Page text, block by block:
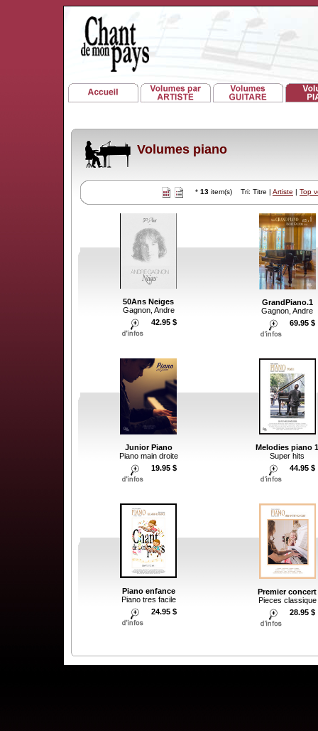
Volumes piano
* 13 item(s) Tri: Titre | Artiste | Top
50Ans Neiges
Gagnon, Andre
42.95 $
GrandPiano.1
Gagnon, Andre
69.95 $
Junior Piano
Piano main droite
19.95 $
Melodies piano 1
Super hits
44.95 $
Piano enfance
Piano tres facile
24.95 $
Premier concert
Pieces classique
28.95 $